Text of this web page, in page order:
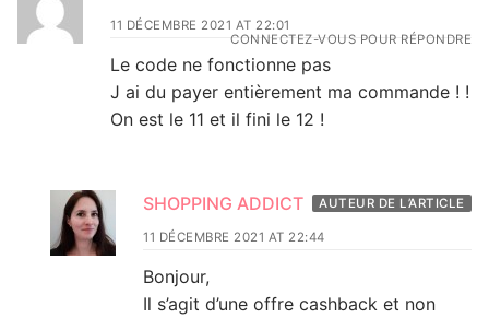
11 DÉCEMBRE 2021 AT 22:01
CONNECTEZ-VOUS POUR RÉPONDRE
Le code ne fonctionne pas
J ai du payer entièrement ma commande ! !
On est le 11 et il fini le 12 !
SHOPPING ADDICT AUTEUR DE L’ARTICLE
11 DÉCEMBRE 2021 AT 22:44
Bonjour,
Il s’agit d’une offre cashback et non